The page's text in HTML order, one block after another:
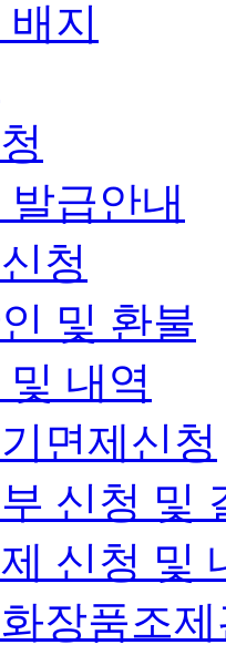
지
급안내
청
및 환불
내역
면제신청
신청 및
신청 및
장품조